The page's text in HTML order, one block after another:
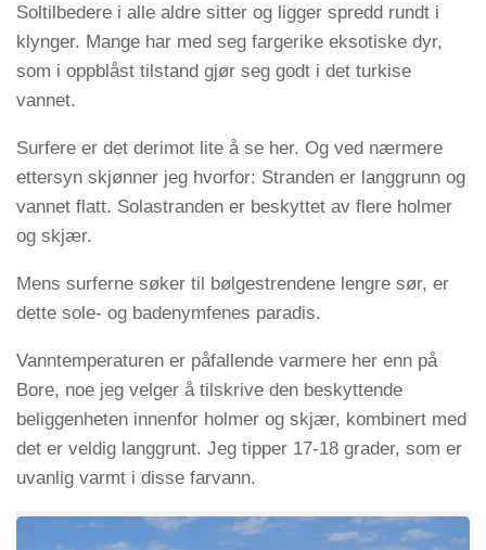
Soltilbedere i alle aldre sitter og ligger spredd rundt i
klynger. Mange har med seg fargerike eksotiske dyr,
som i oppblåst tilstand gjør seg godt i det turkise
vannet.
Surfere er det derimot lite å se her. Og ved nærmere
ettersyn skjønner jeg hvorfor: Stranden er langgrunn og
vannet flatt. Solastranden er beskyttet av flere holmer
og skjær.
Mens surferne søker til bølgestrendene lengre sør, er
dette sole- og badenymfenes paradis.
Vanntemperaturen er påfallende varmere her enn på
Bore, noe jeg velger å tilskrive den beskyttende
beliggenheten innenfor holmer og skjær, kombinert med
det er veldig langgrunt. Jeg tipper 17-18 grader, som er
uvanlig varmt i disse farvann.